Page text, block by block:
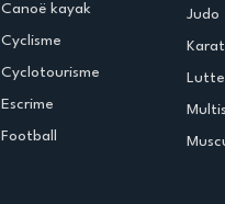
Canoë kayak
Cyclisme
Cyclotourisme
Escrime
Football
Judo
Lutte